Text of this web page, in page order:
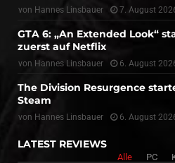
von Hannes Linsbauer 7. August
GTA 6: „An Extended Look“
zuerst auf Netflix
von Hannes Linsbauer 6. August
The Division Resurgence
Steam
von Hannes Linsbauer 6. August
LATEST REVIEWS
Alle PC